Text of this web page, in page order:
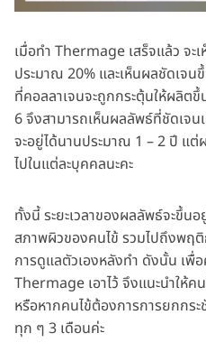
เมื่อทำ Thermage เสร็จแล้ว จ
ประมาณ 20% และเห็นผลชัดเจน
ที่คอลลาเจนจะถูกกระตุ้นให้ผลิต
6 จึงสามารถเห็นผลลัพธ์ที่ชัดเจน
จะอยู่ได้นานประมาณ 1 – 2 ปี แ
ไปในแต่ละบุคคลนะคะ
ทั้งนี้ ระยะเวลาของผลลัพธ์จะขึ้น
สภาพผิวของคนไข้ รวมไปถึงพฤติ
การดูแลตัวเองหลังทำ ดังนั้น เพื่
Thermage เอาไว้ จึงแนะนำให้
หรือหากคนไข้ต้องการการยกกร
ทุก ๆ 3 เดือนค่ะ